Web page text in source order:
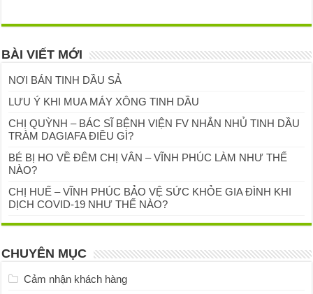
BÀI VIẾT MỚI
NƠI BÁN TINH DẦU SẢ
LƯU Ý KHI MUA MÁY XÔNG TINH DẦU
CHỊ QUỲNH – BÁC SĨ BỆNH VIỆN FV NHẮN NHỦ TINH DẦU
TRÀM DAGIAFA ĐIỀU GÌ?
BÉ BỊ HO VỀ ĐÊM CHỊ VÂN – VĨNH PHÚC LÀM NHƯ THẾ
NÀO?
CHỊ HUẾ – VĨNH PHÚC BẢO VỆ SỨC KHỎE GIA ĐÌNH KHI
DỊCH COVID-19 NHƯ THẾ NÀO?
CHUYÊN MỤC
Cảm nhận khách hàng